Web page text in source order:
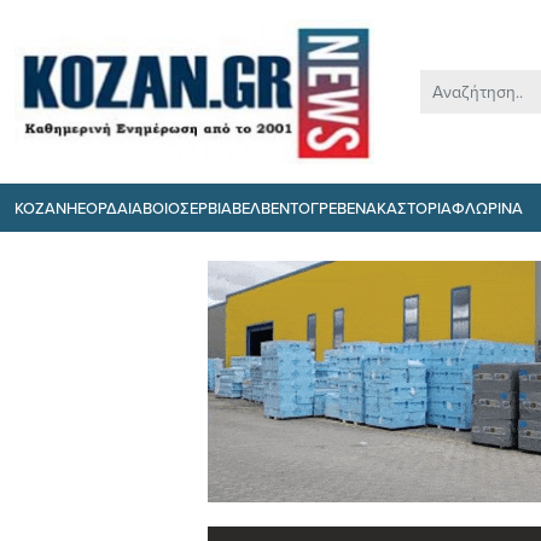
ΚΟΖΑΝΗΕΟΡΔΑΙΑΒΟΙΟΣΕΡΒΙΑΒΕΛΒΕΝΤΟΓΡΕΒΕΝΑΚΑΣΤΟΡΙΑΦΛΩΡΙΝΑ